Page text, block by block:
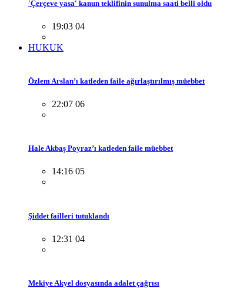
'Çerçeve yasa' kanun teklifinin sunulma saati belli oldu
19:03 04
HUKUK
Özlem Arslan’ı katleden faile ağırlaştırılmış müebbet
22:07 06
Hale Akbaş Poyraz’ı katleden faile müebbet
14:16 05
Şiddet failleri tutuklandı
12:31 04
Mekiye Akyel dosyasında adalet çağrısı